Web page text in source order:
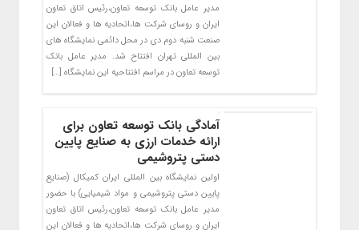
مدیر عامل بانک توسعه تعاون،رئیس اتاق تعاون
ایران و روسای شرکت ها،اتحادیه ها و فعالان این
صنعت شنبه دوم دی در محل دائمی نمایشگاه های
بین المللی تهران افتتاح شد. مدیر عامل بانک
توسعه تعاون در مراسم افتتاحیه این نمایشگاه […]
آمادگی بانک توسعه تعاون برای
ارائه خدمات ارزی به صنایع پایین
دستی پتروشیمی
اولین نمایشگاه بین المللی ایران کمیکال (صنایع
پایین دستی پتروشیمی و مواد شیمیایی) با حضور
مدیر عامل بانک توسعه تعاون،رئیس اتاق تعاون
ایران و روسای شرکت ها،اتحادیه ها و فعالان این